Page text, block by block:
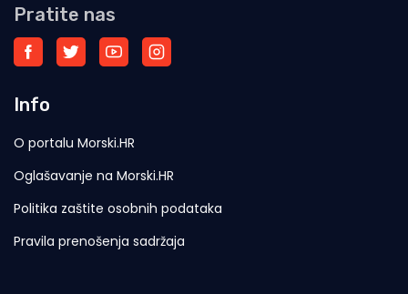
Pratite nas
Info
O portalu Morski.HR
Oglašavanje na Morski.HR
Politika zaštite osobnih podataka
Pravila prenošenja sadržaja